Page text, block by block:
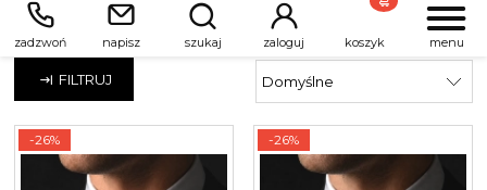
menu
zadzwoń napisz szukaj zaloguj koszyk
Wąskie - śledzie
FILTRUJ
-26% -26%